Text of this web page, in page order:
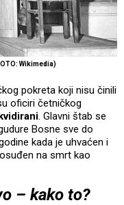
Wikimedia)
pokreta koji nisu činili
oficiri četničkog
. Glavni štab se
Bosne sve do
kada je uhvaćen i
na smrt kao
– kako to?